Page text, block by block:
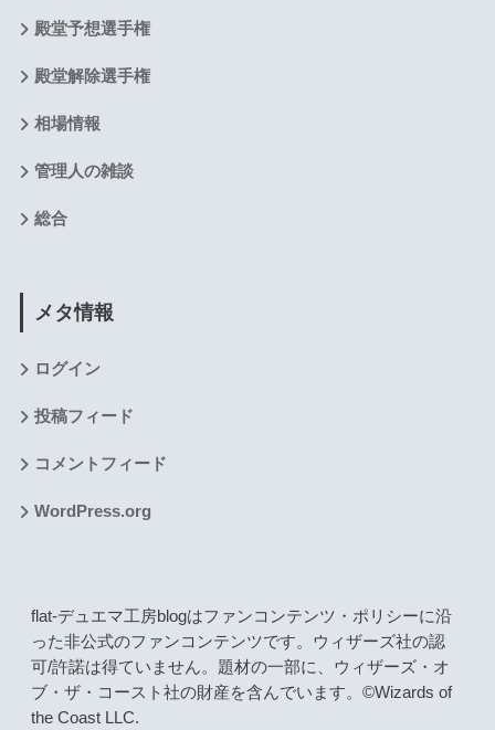
殿堂予想選手権
殿堂解除選手権
相場情報
管理人の雑談
総合
メタ情報
ログイン
投稿フィード
コメントフィード
WordPress.org
flat-デュエマ工房blogはファンコンテンツ・ポリシーに沿
った非公式のファンコンテンツです。ウィザーズ社の認
可/許諾は得ていません。題材の一部に、ウィザーズ・オ
ブ・ザ・コースト社の財産を含んでいます。©Wizards of
the Coast LLC.